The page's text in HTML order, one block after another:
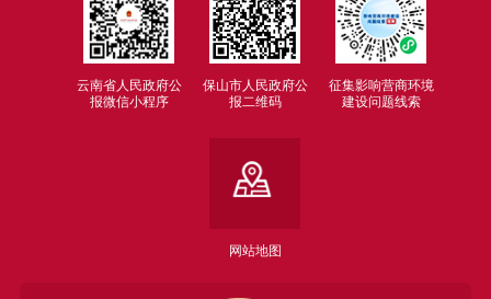
云南省人民政府公
报微信小程序
保山市人民政府公
报二维码
征集影响营商环境
建设问题线索
网站地图